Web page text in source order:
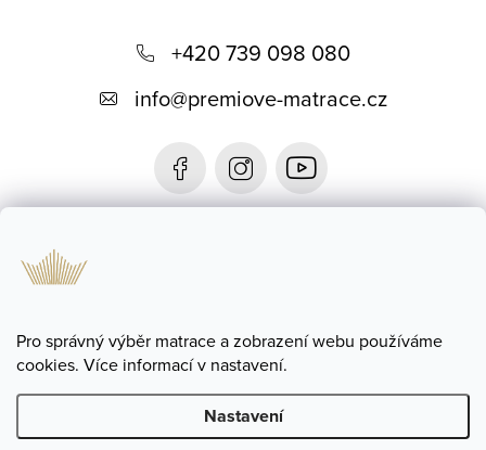
Pro správný výběr matrace a zobrazení webu používáme
cookies. Více informací v nastavení.
Nastavení
í
Informace
+420 739 098 080
info@premiove-matrace.cz